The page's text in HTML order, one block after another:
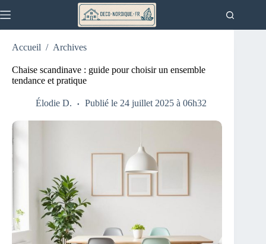
au
Accueil / Archives
Chaise scandinave : guide pour choisir un ensemble
tendance et pratique
Élodie D. Publié le 24 juillet 2025 à 06h32